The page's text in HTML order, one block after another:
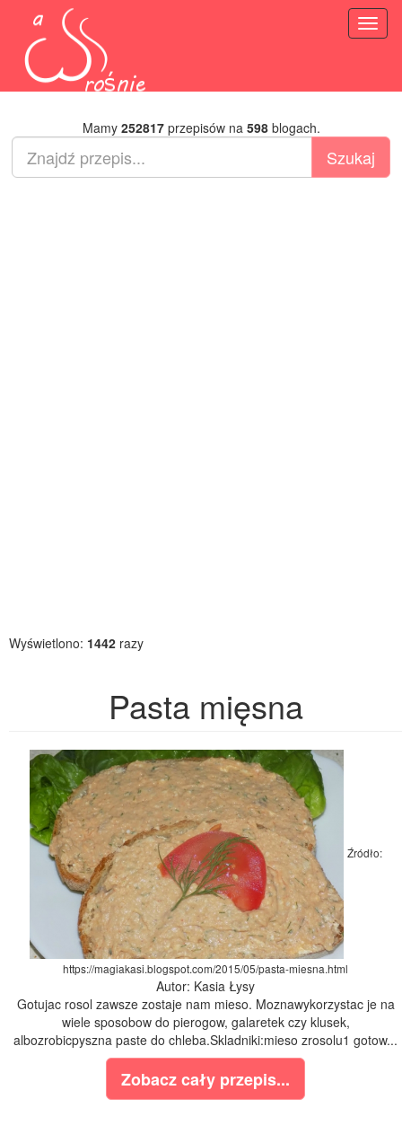
Mamy 252817przepisów na 598blogach.
Wyświetlono: 1442 razy
Pasta mięsna
Źródło:
https://magiakasi.blogspot.com/2015/05/pasta-miesna.html
Autor: Kasia Łysy
Gotujac rosol zawsze zostaje nam mieso. Moznawykorzystac je na
wiele sposobow do pierogow, galaretek czy klusek,
albozrobicpyszna paste do chleba.Skladniki:mieso zrosolu1 gotow...
Zobacz cały przepis...